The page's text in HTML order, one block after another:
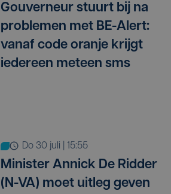
Gouverneur stuurt bij na
problemen met BE-Alert:
vanaf code oranje krijgt
iedereen meteen sms
do 30 juli | 15:55
Minister Annick De Ridder
(N-VA) moet uitleg geven